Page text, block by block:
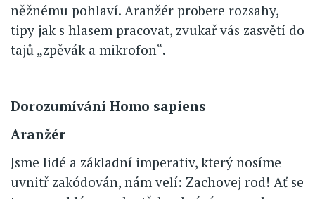
něžnému pohlaví. Aranžér probere rozsahy,
tipy jak s hlasem pracovat, zvukař vás zasvětí do
tajů „zpěvák a mikrofon“.
Dorozumívání Homo sapiens
Aranžér
Jsme lidé a základní imperativ, který nosíme
uvnitř zakódován, nám velí: Zachovej rod! Ať se